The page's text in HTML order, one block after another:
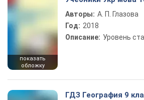
показать
обложку
Авторы: А. П. Глазова
Год: 2018
Описание: Уровень
ГДЗ География 9